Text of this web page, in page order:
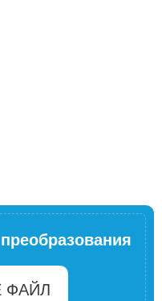
ФАЙЛ